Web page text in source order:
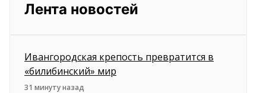
Лента новостей
Ивангородская крепость превратится в
«билибинский» мир
31 минуту назад